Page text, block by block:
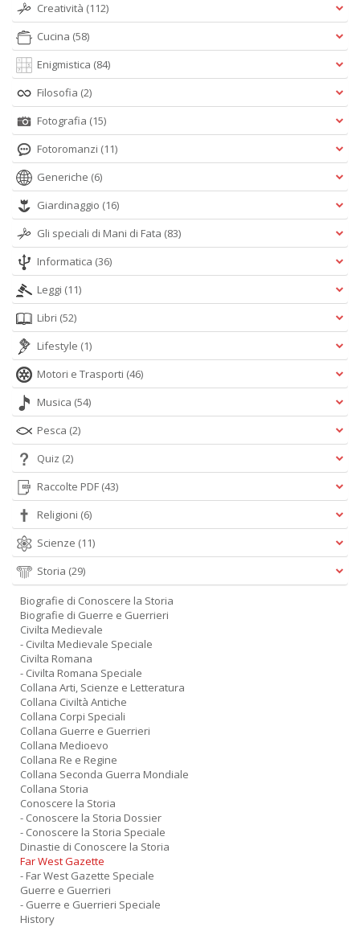
Creatività (112)
Cucina (58)
Enigmistica (84)
Filosofia (2)
Fotografia (15)
Fotoromanzi (11)
Generiche (6)
Giardinaggio (16)
Gli speciali di Mani di Fata (83)
Informatica (36)
Leggi (11)
Libri (52)
Lifestyle (1)
Motori e Trasporti (46)
Musica (54)
Pesca (2)
Quiz (2)
Raccolte PDF (43)
Religioni (6)
Scienze (11)
Storia (29)
Biografie di Conoscere la Storia
Biografie di Guerre e Guerrieri
Civilta Medievale
- Civilta Medievale Speciale
Civilta Romana
- Civilta Romana Speciale
Collana Arti, Scienze e Letteratura
Collana Civiltà Antiche
Collana Corpi Speciali
Collana Guerre e Guerrieri
Collana Medioevo
Collana Re e Regine
Collana Seconda Guerra Mondiale
Collana Storia
Conoscere la Storia
- Conoscere la Storia Dossier
- Conoscere la Storia Speciale
Dinastie di Conoscere la Storia
Far West Gazette
- Far West Gazette Speciale
Guerre e Guerrieri
- Guerre e Guerrieri Speciale
History